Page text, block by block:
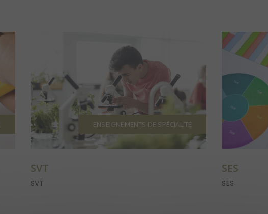
ENSEIGNEMENTS DE SPÉCIALITÉ
SVT
SVT
SES
SES